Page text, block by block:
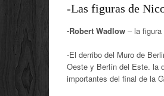
-Las figuras de
-Robert Wadlow – la
-El derribo del Muro de
Oeste y Berlín del Este. la
importantes del final de la